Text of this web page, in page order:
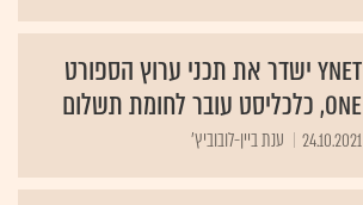
ynet ישדר את תכני ערוץ הספורט
one, כלכליסט עובר לחומת תשלום
24.10.2021 ענת ביין-לובוביץ'